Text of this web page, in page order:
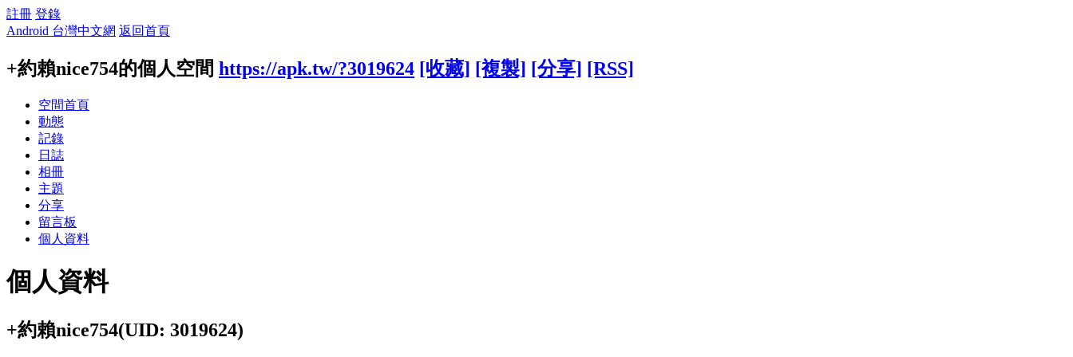
註冊 登錄
Android 台灣中文網 返回首頁
+約賴nice754的個人空間 https://apk.tw/?3019624 [收藏] [複製] [分享] [RSS]
空間首頁
動態
記錄
日誌
相冊
主題
分享
留言板
個人資料
個人資料
+約賴nice754(UID: 3019624)